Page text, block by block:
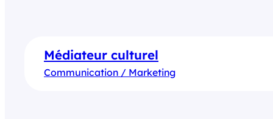
Médiateur culturel
Communication / Marketing